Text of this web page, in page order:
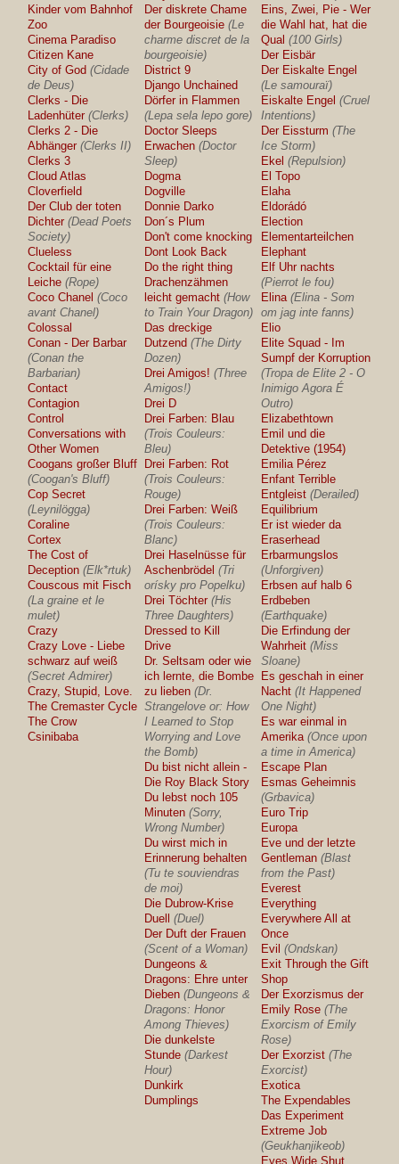
Kinder vom Bahnhof
Zoo
Cinema Paradiso
Citizen Kane
City of God (Cidade
de Deus)
Clerks - Die
Ladenhüter (Clerks)
Clerks 2 - Die
Abhänger (Clerks II)
Clerks 3
Cloud Atlas
Cloverfield
Der Club der toten
Dichter (Dead Poets
Society)
Clueless
Cocktail für eine
Leiche (Rope)
Coco Chanel (Coco
avant Chanel)
Colossal
Conan - Der Barbar
(Conan the
Barbarian)
Contact
Contagion
Control
Conversations with
Other Women
Coogans großer Bluff
(Coogan's Bluff)
Cop Secret
(Leynilögga)
Coraline
Cortex
The Cost of
Deception (Elk*rtuk)
Couscous mit Fisch
(La graine et le
mulet)
Crazy
Crazy Love - Liebe
schwarz auf weiß
(Secret Admirer)
Crazy, Stupid, Love.
The Cremaster Cycle
The Crow
Csinibaba
Der diskrete Chame
der Bourgeoisie (Le
charme discret de la
bourgeoisie)
District 9
Django Unchained
Dörfer in Flammen
(Lepa sela lepo gore)
Doctor Sleeps
Erwachen (Doctor
Sleep)
Dogma
Dogville
Donnie Darko
Don´s Plum
Don't come knocking
Dont Look Back
Do the right thing
Drachenzähmen
leicht gemacht (How
to Train Your Dragon)
Das dreckige
Dutzend (The Dirty
Dozen)
Drei Amigos! (Three
Amigos!)
Drei D
Drei Farben: Blau
(Trois Couleurs:
Bleu)
Drei Farben: Rot
(Trois Couleurs:
Rouge)
Drei Farben: Weiß
(Trois Couleurs:
Blanc)
Drei Haselnüsse für
Aschenbrödel (Tri
orísky pro Popelku)
Drei Töchter (His
Three Daughters)
Dressed to Kill
Drive
Dr. Seltsam oder wie
ich lernte, die Bombe
zu lieben (Dr.
Strangelove or: How
I Learned to Stop
Worrying and Love
the Bomb)
Du bist nicht allein -
Die Roy Black Story
Du lebst noch 105
Minuten (Sorry,
Wrong Number)
Du wirst mich in
Erinnerung behalten
(Tu te souviendras
de moi)
Die Dubrow-Krise
Duell
(Duel)
Der Duft der Frauen
(Scent of a Woman)
Dungeons &
Dragons: Ehre unter
Dieben (Dungeons &
Dragons: Honor
Among Thieves)
Die dunkelste
Stunde (Darkest
Hour)
Dunkirk
Dumplings
Eins, Zwei, Pie - Wer
die Wahl hat, hat die
Qual (100 Girls)
Der Eisbär
Der Eiskalte Engel
(Le samouraï)
Eiskalte Engel (Cruel
Intentions)
Der Eissturm (The
Ice Storm)
Ekel (Repulsion)
El Topo
Elaha
Eldorádó
Election
Elementarteilchen
Elephant
Elf Uhr nachts
(Pierrot le fou)
Elina (Elina - Som
om jag inte fanns)
Elio
Elite Squad - Im
Sumpf der Korruption
(Tropa de Elite 2 - O
Inimigo Agora É
Outro)
Elizabethtown
Emil und die
Detektive (1954)
Emilia Pérez
Enfant Terrible
Entgleist (Derailed)
Equilibrium
Er ist wieder da
Eraserhead
Erbarmungslos
(Unforgiven)
Erbsen auf halb 6
Erdbeben
(Earthquake)
Die Erfindung der
Wahrheit (Miss
Sloane)
Es geschah in einer
Nacht (It Happened
One Night)
Es war einmal in
Amerika (Once upon
a time in America)
Escape Plan
Esmas Geheimnis
(Grbavica)
Euro Trip
Europa
Eve und der letzte
Gentleman (Blast
from the Past)
Everest
Everything
Everywhere All at
Once
Evil (Ondskan)
Exit Through the Gift
Shop
Der Exorzismus der
Emily Rose (The
Exorcism of Emily
Rose)
Der Exorzist (The
Exorcist)
Exotica
The Expendables
Das Experiment
Extreme Job
(Geukhanjikeob)
Eyes Wide Shut